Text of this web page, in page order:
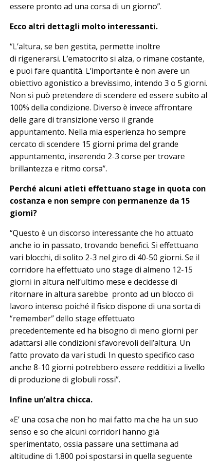
essere pronto ad una corsa di un giorno”.
Ecco altri dettagli molto interessanti.
“L’altura, se ben gestita, permette inoltre
di rigenerarsi. L’ematocrito si alza, o rimane costante,
e puoi fare quantità. L’importante è non avere un
obiettivo agonistico a brevissimo, intendo 3 o 5 giorni.
Non si può pretendere di scendere ed essere subito al
100% della condizione. Diverso è invece affrontare
delle gare di transizione verso il grande
appuntamento. Nella mia esperienza ho sempre
cercato di scendere 15 giorni prima del grande
appuntamento, inserendo 2-3 corse per trovare
brillantezza e ritmo corsa”.
Perché alcuni atleti effettuano stage in quota con
costanza e non sempre con permanenze da 15
giorni?
“Questo è un discorso interessante che ho attuato
anche io in passato, trovando benefici. Si effettuano
vari blocchi, di solito 2-3 nel giro di 40-50 giorni. Se il
corridore ha effettuato uno stage di almeno 12-15
giorni in altura nell’ultimo mese e decidesse di
ritornare in altura sarebbe pronto ad un blocco di
lavoro intenso poiché il fisico dispone di una sorta di
“remember” dello stage effettuato
precedentemente ed ha bisogno di meno giorni per
adattarsi alle condizioni sfavorevoli dell’altura. Un
fatto provato da vari studi. In questo specifico caso
anche 8-10 giorni potrebbero essere redditizi a livello
di produzione di globuli rossi”.
Infine un’altra chicca.
«E’ una cosa che non ho mai fatto ma che ha un suo
senso e so che alcuni corridori hanno già
sperimentato, ossia passare una settimana ad
altitudine di 1.800 poi spostarsi in quella seguente